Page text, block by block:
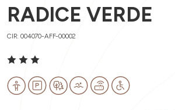
RADICE VERDE
CIR: 004070-AFF-00002